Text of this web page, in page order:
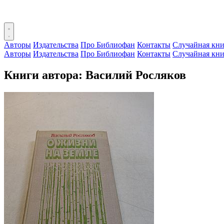
Авторы Издательства Про Библиофан Контакты Случайная
Авторы Издательства Про Библиофан Контакты Случайная
Книги автора: Василий Росляков